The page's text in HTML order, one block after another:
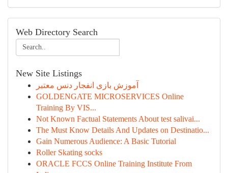
Web Directory Search
New Site Listings
آموزش بازی انفجار دنس معتبر
GOLDENGATE MICROSERVICES Online
Training By VIS...
Not Known Factual Statements About test salivai...
The Must Know Details And Updates on Destinatio...
Gain Numerous Audience: A Basic Tutorial
Roller Skating socks
ORACLE FCCS Online Training Institute From